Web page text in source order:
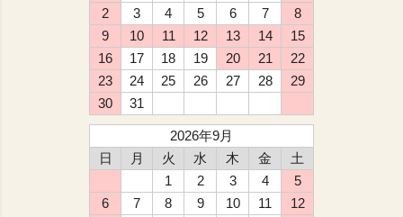
2
3 4 5 6 7
8
9
10 11 12 13 14
15
16
17 18 19 20 21
22
23
24 25 26 27 28
29
30
31
2026年9月
日
月 火 水 木 金
土
1
2 3 4
5
6
7 8 9 10 11
12